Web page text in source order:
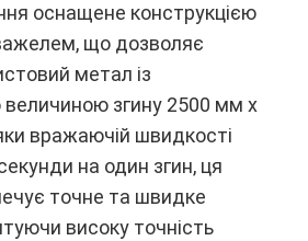
оснащене конструкцією
що дозволяє
метал із
згину 2500 мм x
вражаючій швидкості
на один згин, ця
точне та швидке
високу точність